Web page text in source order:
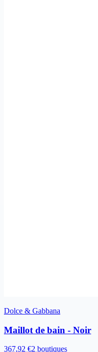
Dolce & Gabbana
Maillot de bain - Noir
367,92 €2 boutiques